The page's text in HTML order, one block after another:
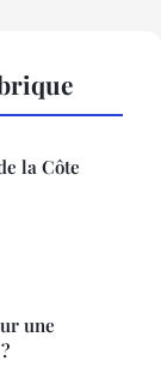
la Côte
une